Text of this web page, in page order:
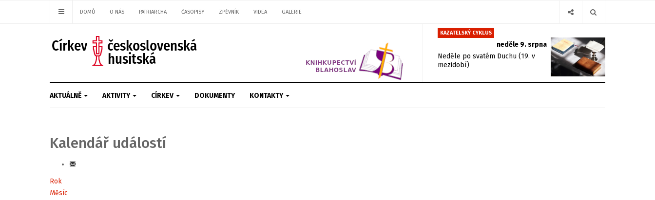
DOMŮ O NÁS PATRIARCHA ČASOPISY ZPĚVNÍK VIDEA GALERIE
KAZATELSKÝ CYKLUS
neděle 9. srpna
Neděle po svatém Duchu (19. v
mezidobí)
AKTUÁLNĚ AKTIVITY CÍRKEV DOKUMENTY KONTAKTY
Kalendář událostí
Rok
Měsíc